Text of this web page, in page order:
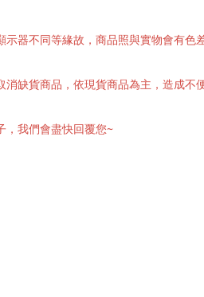
示器不同等緣故，商品照與實物會有色
消缺貨商品，依現貨商品為主，造成不
，我們會盡快回覆您~